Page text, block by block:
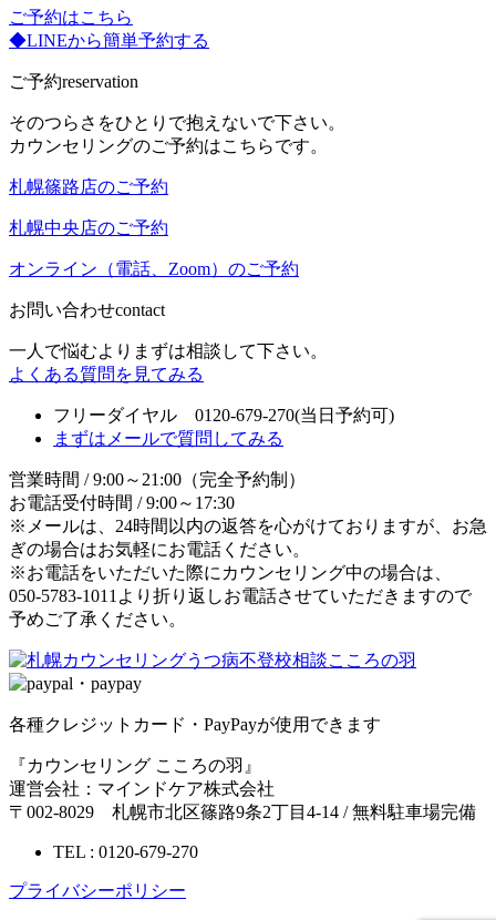
ご予約はこちら
◆LINEから簡単予約する
ご予約reservation
そのつらさをひとりで抱えないで下さい。
カウンセリングのご予約はこちらです。
札幌篠路店のご予約
札幌中央店のご予約
オンライン（電話、Zoom）のご予約
お問い合わせcontact
一人で悩むよりまずは相談して下さい。
よくある質問を見てみる
フリーダイヤル 0120-679-270(当日予約可)
まずはメールで質問してみる
営業時間 / 9:00～21:00（完全予約制）
お電話受付時間 / 9:00～17:30
※メールは、24時間以内の返答を心がけておりますが、お急
ぎの場合はお気軽にお電話ください。
※お電話をいただいた際にカウンセリング中の場合は、
050-5783-1011より折り返しお電話させていただきますので
予めご了承ください。
各種クレジットカード・PayPayが使用できます
『カウンセリング こころの羽』
運営会社：マインドケア株式会社
〒002-8029 札幌市北区篠路9条2丁目4-14 / 無料駐車場完備
TEL : 0120-679-270
プライバシーポリシー